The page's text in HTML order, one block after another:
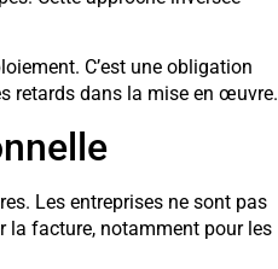
C’est une obligation
retards dans la mise en œuvre.
Les entreprises ne sont pas
la facture, notamment pour les